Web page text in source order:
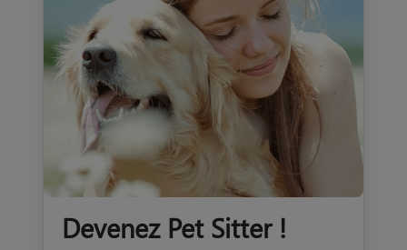
Devenez Pet Sitter !